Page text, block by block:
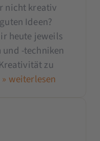
nicht kreativ
Ideen?
heute jeweils
-techniken
zu
» weiterlesen